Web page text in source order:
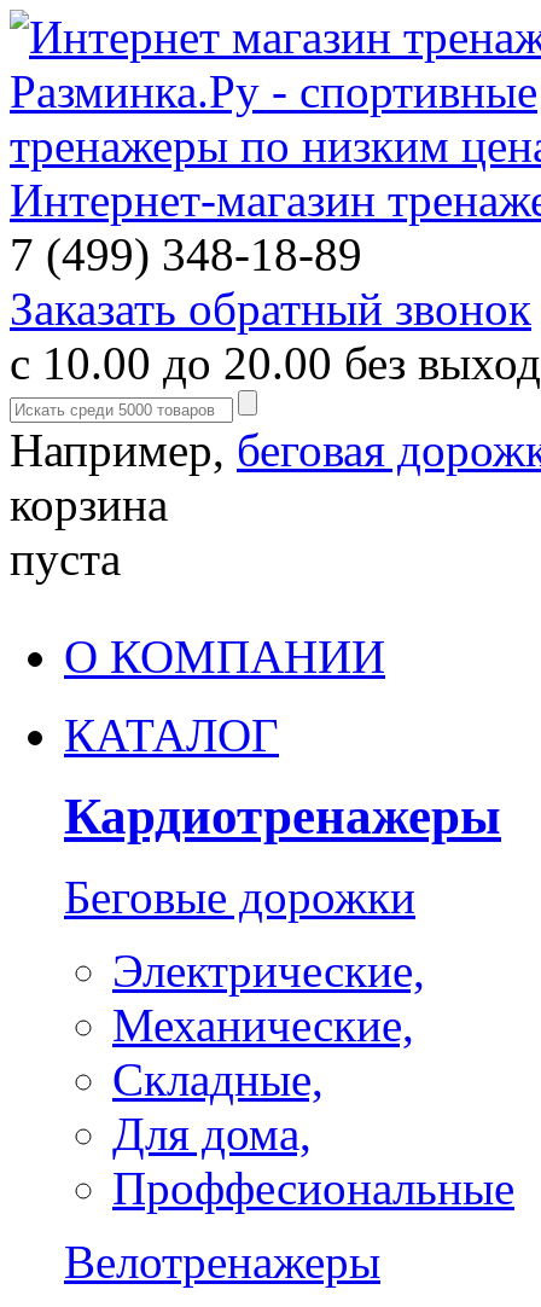
Интернет-магазин
7 (499) 348-18-89
Заказать обратный звонок
с 10.00 до 20.00 без
Например, беговая
корзина
пуста
О КОМПАНИИ
КАТАЛОГ
Кардиотренажеры
Беговые дорожки
Электрические,
Механические,
Складные,
Для дома,
Проффесиональные
Велотренажеры